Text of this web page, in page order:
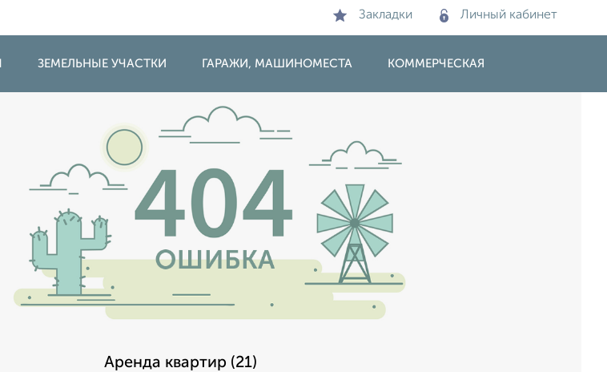
Закладки Личный кабинет
ЗЕМЕЛЬНЫЕ УЧАСТКИ ГАРАЖИ, МАШИНОМЕСТА КОММЕРЧЕСКАЯ
Аренда квартир (21)